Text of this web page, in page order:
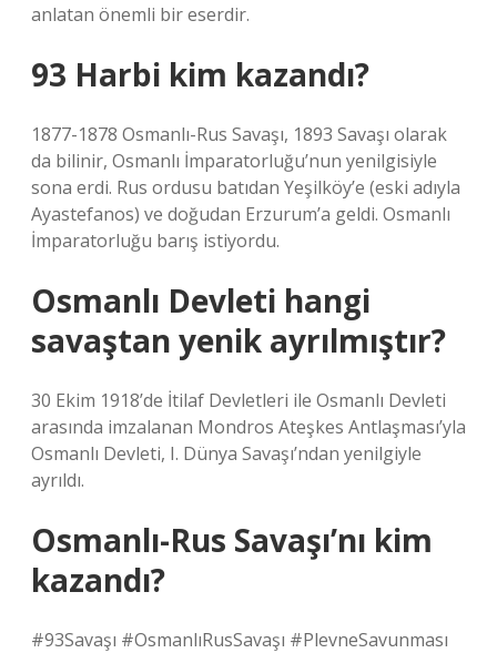
anlatan önemli bir eserdir.
93 Harbi kim kazandı?
1877-1878 Osmanlı-Rus Savaşı, 1893 Savaşı olarak
da bilinir, Osmanlı İmparatorluğu’nun yenilgisiyle
sona erdi. Rus ordusu batıdan Yeşilköy’e (eski adıyla
Ayastefanos) ve doğudan Erzurum’a geldi. Osmanlı
İmparatorluğu barış istiyordu.
Osmanlı Devleti hangi
savaştan yenik ayrılmıştır?
30 Ekim 1918’de İtilaf Devletleri ile Osmanlı Devleti
arasında imzalanan Mondros Ateşkes Antlaşması’yla
Osmanlı Devleti, I. Dünya Savaşı’ndan yenilgiyle
ayrıldı.
Osmanlı-Rus Savaşı’nı kim
kazandı?
#93Savaşı #OsmanlıRusSavaşı #PlevneSavunması